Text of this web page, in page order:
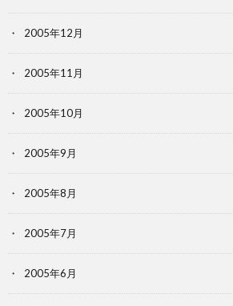
2005年12月
2005年11月
2005年10月
2005年9月
2005年8月
2005年7月
2005年6月